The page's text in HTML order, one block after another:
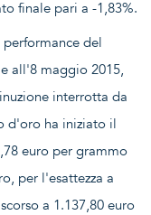
finale pari a -1,83%.
performance del
all'8 maggio 2015,
interrotta da
d'oro ha iniziato il
euro per grammo
per l'esattezza a
a 1.137,80 euro